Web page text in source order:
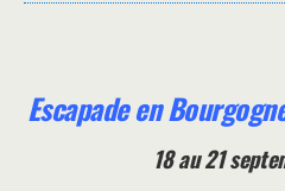
Escapade en
18 au 21